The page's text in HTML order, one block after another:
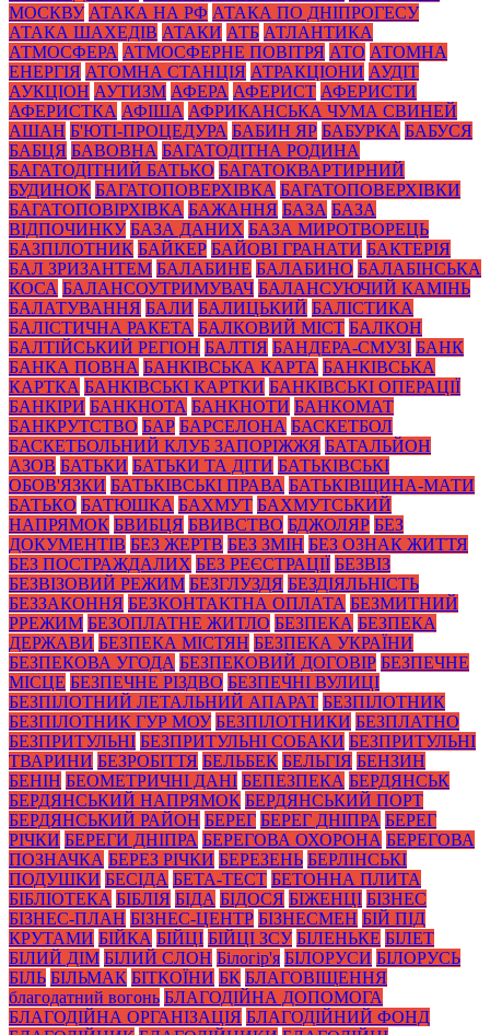
МОСКВУ АТАКА НА РФ АТАКА ПО ДНІПРОГЕСУ
АТАКА ШАХЕДІВ АТАКИ АТБ АТЛАНТИКА
АТМОСФЕРА АТМОСФЕРНЕ ПОВІТРЯ АТО АТОМНА
ЕНЕРГІЯ АТОМНА СТАНЦІЯ АТРАКЦІОНИ АУДІТ
АУКЦІОН АУТИЗМ АФЕРА АФЕРИСТ АФЕРИСТИ
АФЕРИСТКА АФІША АФРИКАНСЬКА ЧУМА СВИНЕЙ
АШАН Б'ЮТІ-ПРОЦЕДУРА БАБИН ЯР БАБУРКА БАБУСЯ
БАБЦЯ БАВОВНА БАГАТОДІТНА РОДИНА
БАГАТОДІТНИЙ БАТЬКО БАГАТОКВАРТИРНИЙ
БУДИНОК БАГАТОПОВЕРХІВКА БАГАТОПОВЕРХІВКИ
БАГАТОПОВІРХІВКА БАЖАННЯ БАЗА БАЗА
ВІДПОЧИНКУ БАЗА ДАНИХ БАЗА МИРОТВОРЕЦЬ
БАЗПІЛОТНИК БАЙКЕР БАЙОВІ ГРАНАТИ БАКТЕРІЯ
БАЛ ЗРИЗАНТЕМ БАЛАБИНЕ БАЛАБИНО БАЛАБІНСЬКА
КОСА БАЛАНСОУТРИМУВАЧ БАЛАНСУЮЧИЙ КАМІНЬ
БАЛАТУВАННЯ БАЛИ БАЛИЦЬКИЙ БАЛІСТИКА
БАЛІСТИЧНА РАКЕТА БАЛКОВИЙ МІСТ БАЛКОН
БАЛТІЙСЬКИЙ РЕГІОН БАЛТІЯ БАНДЕРА-СМУЗІ БАНК
БАНКА ПОВНА БАНКІВСЬКА КАРТА БАНКІВСЬКА
КАРТКА БАНКІВСЬКІ КАРТКИ БАНКІВСЬКІ ОПЕРАЦІЇ
БАНКІРИ БАНКНОТА БАНКНОТИ БАНКОМАТ
БАНКРУТСТВО БАР БАРСЕЛОНА БАСКЕТБОЛ
БАСКЕТБОЛЬНИЙ КЛУБ ЗАПОРІЖЖЯ БАТАЛЬЙОН
АЗОВ БАТЬКИ БАТЬКИ ТА ДІТИ БАТЬКІВСЬКІ
ОБОВ'ЯЗКИ БАТЬКІВСЬКІ ПРАВА БАТЬКІВЩИНА-МАТИ
БАТЬКО БАТЮШКА БАХМУТ БАХМУТСЬКИЙ
НАПРЯМОК БВИБЦЯ БВИВСТВО БДЖОЛЯР БЕЗ
ДОКУМЕНТІВ БЕЗ ЖЕРТВ БЕЗ ЗМІН БЕЗ ОЗНАК ЖИТТЯ
БЕЗ ПОСТРАЖДАЛИХ БЕЗ РЕЄСТРАЦІЇ БЕЗВІЗ
БЕЗВІЗОВИЙ РЕЖИМ БЕЗГЛУЗДЯ БЕЗДІЯЛЬНІСТЬ
БЕЗЗАКОННЯ БЕЗКОНТАКТНА ОПЛАТА БЕЗМИТНИЙ
РРЕЖИМ БЕЗОПЛАТНЕ ЖИТЛО БЕЗПЕКА БЕЗПЕКА
ДЕРЖАВИ БЕЗПЕКА МІСТЯН БЕЗПЕКА УКРАЇНИ
БЕЗПЕКОВА УГОДА БЕЗПЕКОВИЙ ДОГОВІР БЕЗПЕЧНЕ
МІСЦЕ БЕЗПЕЧНЕ РІЗДВО БЕЗПЕЧНІ ВУЛИЦІ
БЕЗПІЛОТНИЙ ЛЕТАЛЬНИЙ АПАРАТ БЕЗПІЛОТНИК
БЕЗПІЛОТНИК ГУР МОУ БЕЗПІЛОТНИКИ БЕЗПЛАТНО
БЕЗПРИТУЛЬНІ БЕЗПРИТУЛЬНІ СОБАКИ БЕЗПРИТУЛЬНІ
ТВАРИНИ БЕЗРОБІТТЯ БЕЛЬБЕК БЕЛЬГІЯ БЕНЗИН
БЕНІН БЕОМЕТРИЧНІ ДАНІ БЕПЕЗПЕКА БЕРДЯНСЬК
БЕРДЯНСЬКИЙ НАПРЯМОК БЕРДЯНСЬКИЙ ПОРТ
БЕРДЯНСЬКИЙ РАЙОН БЕРЕГ БЕРЕГ ДНІПРА БЕРЕГ
РІЧКИ БЕРЕГИ ДНІПРА БЕРЕГОВА ОХОРОНА БЕРЕГОВА
ПОЗНАЧКА БЕРЕЗ РІЧКИ БЕРЕЗЕНЬ БЕРЛІНСЬКІ
ПОДУШКИ БЕСІДА БЕТА-ТЕСТ БЕТОННА ПЛИТА
БІБЛІОТЕКА БІБЛІЯ БІДА БІДОСЯ БІЖЕНЦІ БІЗНЕС
БІЗНЕС-ПЛАН БІЗНЕС-ЦЕНТР БІЗНЕСМЕН БІЙ ПІД
КРУТАМИ БІЙКА БІЙЦІ БІЙЦІ ЗСУ БІЛЕНЬКЕ БІЛЕТ
БІЛИЙ ДІМ БІЛИЙ СЛОН Білогір'я БІЛОРУСИ БІЛОРУСЬ
БІЛЬ БІЛЬМАК БІТКОЇНИ БК БЛАГОВІЩЕННЯ
благодатний вогонь БЛАГОДІЙНА ДОПОМОГА
БЛАГОДІЙНА ОРГАНІЗАЦІЯ БЛАГОДІЙНИЙ ФОНД